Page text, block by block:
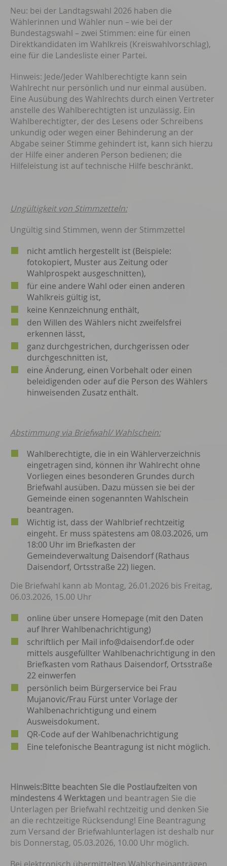
Neu: bei der Landtagswahl 2026 haben die
Wählerinnen und Wähler nun – wie bei der
Bundestagswahl – zwei Stimmen: eine für einen
Direktkandidaten im Wahlkreis (Kreiswahlvorschlag),
eine für die Landesliste einer Partei.
Hinweis: Jede/Jeder Wahlberechtigte kann sein
Wahlrecht nur persönlich und nur einmal ausüben.
Eine Ausübung des Wahlrechts durch einen Vertreter
anstelle des Wahlberechtigten ist unzulässig. Ein
Wahlberechtigter, der des Lesens oder Schreibens
unkundig oder wegen einer Behinderung an der
Abgabe seiner Stimme gehindert ist, kann sich hierzu
der Hilfe einer anderen Person bedienen; die
Hilfeleistung ist auf technische Hilfe beschränkt.
Ungültigkeit von Stimmzetteln:
Ungültig sind Stimmen, wenn der Stimmzettel
nicht amtlich hergestellt ist (Beispiele:
fotokopiert, Muster aus Zeitung oder
Wahlprospekt ausgeschnitten),
für eine andere Wahl oder einen anderen
Wahlkreis gültig ist,
keine Kennzeichnung enthält,
den Willen des Wählers nicht zweifelsfrei
erkennen lässt,
ganz durchgestrichen, durchgerissen oder
durchgeschnitten ist,
eine Änderung, einen Vorbehalt oder einen
beleidigenden oder auf die Person des Wählers
hinweisenden Zusatz enthält.
Abstimmung via Briefwahl/ Wahlschein:
Wahlberechtigte, die in ein Wählerverzeichnis
eingetragen sind, können ihr Wahlrecht ohne
Vorliegen eines besonderen Grundes durch
Briefwahl ausüben. Dazu müssen sie bei der
Gemeinde einen sogenannten Wahlschein
beantragen.
Wichtig ist, dass der Wahlbrief rechtzeitig
eingeht. Er muss spätestens am 08.03.2026, um
18:00 Uhr im Briefkasten der
Gemeindeverwaltung Daisendorf (Rathaus
Daisendorf, Ortsstraße 22) liegen.
Die Briefwahl kann ab Montag, 26.01.2026 bis Freitag,
06.03.2026, 15.00 Uhr
online über unsere Homepage (mit den Daten
auf Ihrer Wahlbenachrichtigung)
schriftlich per Mail info@daisendorf.de oder
mittels ausgefüllter Wahlbenachrichtigung in den
Briefkasten vom Rathaus Daisendorf, Ortsstraße
22 einwerfen
persönlich beim Bürgerservice bei Frau
Mujanovic/Frau Fürst unter Vorlage der
Wahlbenachrichtigung und einem
Ausweisdokument.
QR-Code auf der Wahlbenachrichtigung
Eine telefonische Beantragung ist nicht möglich.
Hinweis:Bitte beachten Sie die Postlaufzeiten von
mindestens 4 Werktagen und beantragen Sie die
Unterlagen per Briefwahl rechtzeitig und denken Sie
an die rechtzeitige Rücksendung! Eine Beantragung
zum Versand der Briefwahlunterlagen ist deshalb nur
bis Donnerstag, 05.03.2026, 10.00 Uhr möglich.